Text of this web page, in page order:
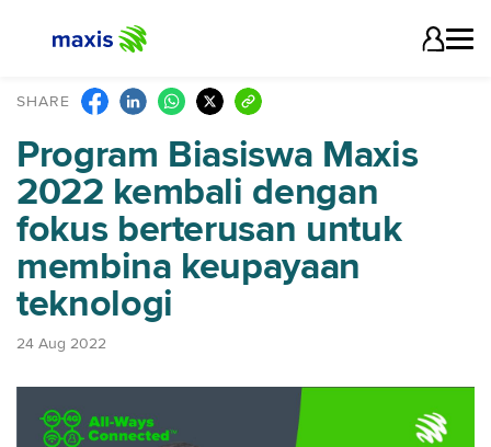
SHARE
Program Biasiswa Maxis
2022 kembali dengan
fokus berterusan untuk
membina keupayaan
teknologi
24 Aug 2022